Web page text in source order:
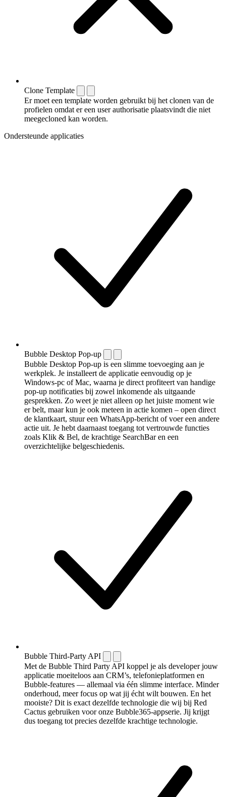
Clone Template
Er moet een template worden gebruikt bij het clonen van de
profielen omdat er een user authorisatie plaatsvindt die niet
meegecloned kan worden.
Ondersteunde applicaties
Bubble Desktop Pop-up
Bubble Desktop Pop-up is een slimme toevoeging aan je
werkplek. Je installeert de applicatie eenvoudig op je
Windows-pc of Mac, waarna je direct profiteert van handige
pop-up notificaties bij zowel inkomende als uitgaande
gesprekken. Zo weet je niet alleen op het juiste moment wie
er belt, maar kun je ook meteen in actie komen – open direct
de klantkaart, stuur een WhatsApp-bericht of voer een andere
actie uit. Je hebt daarnaast toegang tot vertrouwde functies
zoals Klik & Bel, de krachtige SearchBar en een
overzichtelijke belgeschiedenis.
Bubble Third-Party API
Met de Bubble Third Party API koppel je als developer jouw
applicatie moeiteloos aan CRM’s, telefonieplatformen en
Bubble-features — allemaal via één slimme interface. Minder
onderhoud, meer focus op wat jij écht wilt bouwen. En het
mooiste? Dit is exact dezelfde technologie die wij bij Red
Cactus gebruiken voor onze Bubble365-appserie. Jij krijgt
dus toegang tot precies dezelfde krachtige technologie.